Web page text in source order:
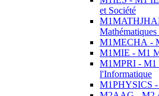
et Société
Mathématiques
M1MECHA -
M1MIE - M1
M1MPRI - M1
l'Informatique
M1PHYSICS